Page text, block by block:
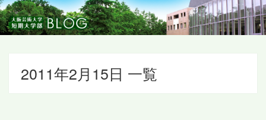
2011年2月15日 一覧